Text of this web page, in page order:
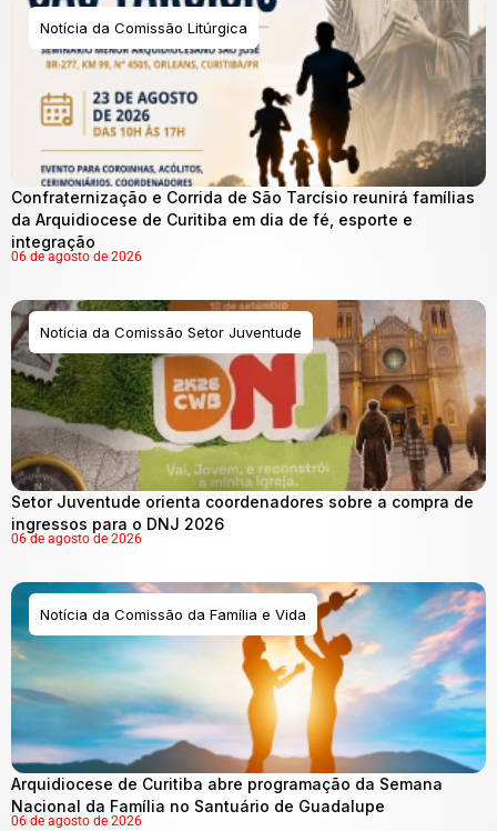
Notícia da Comissão Litúrgica
Confraternização e Corrida de São Tarcísio reunirá famílias
da Arquidiocese de Curitiba em dia de fé, esporte e
integração
06 de agosto de 2026
Notícia da Comissão Setor Juventude
Setor Juventude orienta coordenadores sobre a compra de
ingressos para o DNJ 2026
06 de agosto de 2026
Notícia da Comissão da Família e Vida
Arquidiocese de Curitiba abre programação da Semana
Nacional da Família no Santuário de Guadalupe
06 de agosto de 2026